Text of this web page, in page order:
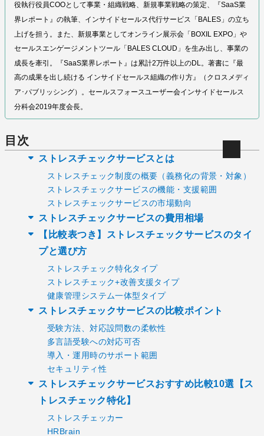
役執行役員COOとして事業・組織戦略、新規事業戦略の策定、『SaaS業
界レポート』の執筆、インサイドセールス代行サービス「BALES」の立ち
上げを担う。また、新規事業としてオンライン展示会「BOXIL EXPO」や
セールスエンゲージメントツール「BALES CLOUD」を生み出し、事業の
成長を牽引。『SaaS業界レポート』は累計2万件以上のDL。著書に『最
高の成果を出し続ける インサイドセールス組織の作り方』（クロスメディ
ア･パブリッシング）。セールスフォースユーザー会インサイドセールス
分科会2019年度会長。
目次
ストレスチェックサービスとは
ストレスチェック制度の概要（義務化の背景・対象）
ストレスチェックサービスの機能・支援範囲
ストレスチェックサービスの市場動向
ストレスチェックサービスの費用相場
【比較表つき】ストレスチェックサービスのタイ
プと選び方
ストレスチェック特化タイプ
ストレスチェック+改善支援タイプ
健康管理システム一体型タイプ
ストレスチェックサービスの比較ポイント
受験方法、対応設問数の柔軟性
多言語受験への対応可否
導入・運用時のサポート範囲
セキュリティ性
ストレスチェックサービスおすすめ比較10選【ス
トレスチェック特化】
ストレスチェッカー
HRBrain